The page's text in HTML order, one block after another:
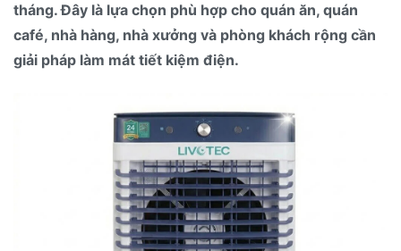
tháng. Đây là lựa chọn phù hợp cho quán ăn, quán
café, nhà hàng, nhà xưởng và phòng khách rộng cần
giải pháp làm mát tiết kiệm điện.